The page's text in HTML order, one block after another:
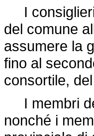
I consiglieri
del comune
assumere la
fino al
consortile,
I membri
nonché i